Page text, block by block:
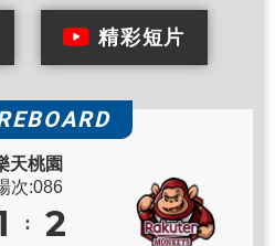
精彩短片
天桃園
次:086
2